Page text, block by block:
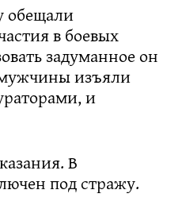
обещали
в боевых
задуманное он
мужчины изъяли
и
В
под стражу.